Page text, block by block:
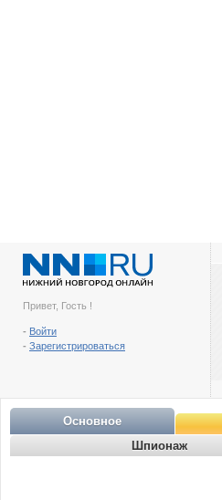
Привет, Гость !
- Войти
- Зарегистрироваться
Основное
Шпионаж